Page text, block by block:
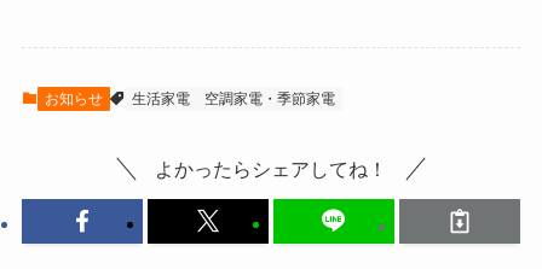
お知らせ 生活家電 空調家電・季節家電
よかったらシェアしてね！